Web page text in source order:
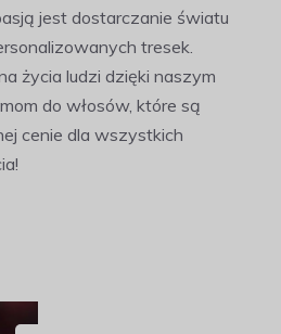
jest dostarczanie światu
tresek.
życia ludzi dzięki naszym
do włosów, które są
cenie dla wszystkich